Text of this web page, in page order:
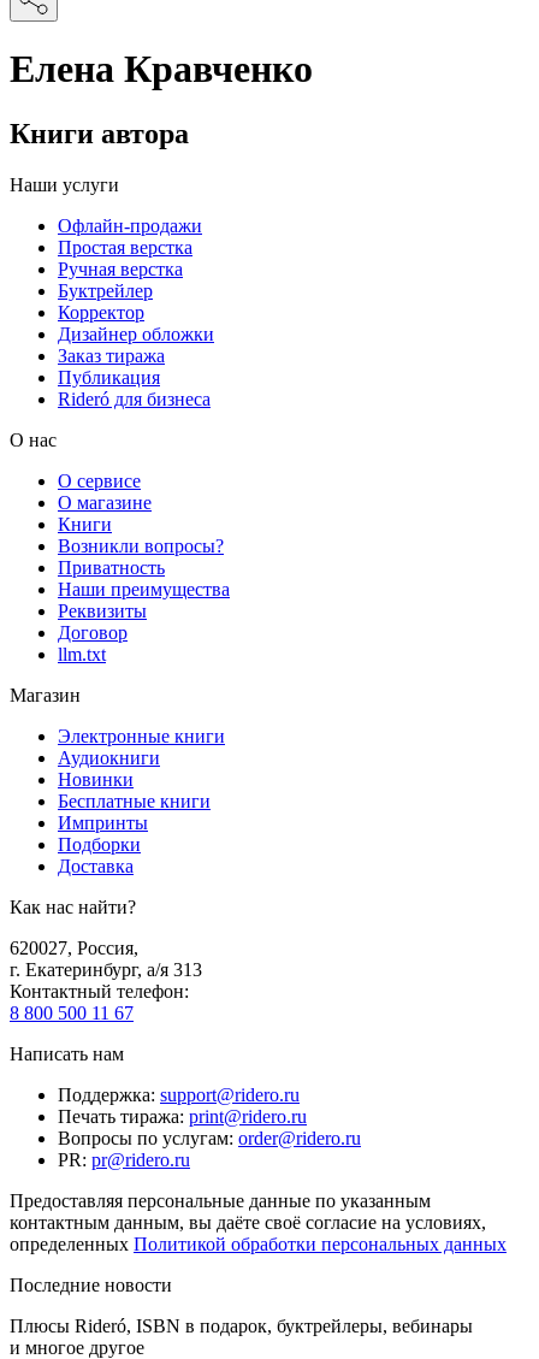
Елена Кравченко
Книги автора
Наши услуги
Офлайн-продажи
Простая верстка
Ручная верстка
Буктрейлер
Корректор
Дизайнер обложки
Заказ тиража
Публикация
Rideró для бизнеса
О нас
О сервисе
О магазине
Книги
Возникли вопросы?
Приватность
Наши преимущества
Реквизиты
Договор
llm.txt
Магазин
Электронные книги
Аудиокниги
Новинки
Бесплатные книги
Импринты
Подборки
Доставка
Как нас найти?
620027, Россия,
г. Екатеринбург, а/я 313
Контактный телефон:
8 800 500 11 67
Написать нам
Поддержка: support@ridero.ru
Печать тиража: print@ridero.ru
Вопросы по услугам: order@ridero.ru
PR: pr@ridero.ru
Предоставляя персональные данные по указанным
контактным данным, вы даёте своё согласие на условиях,
определенных Политикой обработки персональных данных
Последние новости
Плюсы Rideró, ISBN в подарок, буктрейлеры, вебинары
и многое другое